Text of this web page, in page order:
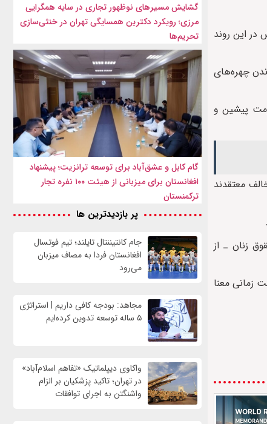
در این روند
چهره‌های
پیشین و
معتقدند
زنان ـ از
زمانی معنا
گشایش مسیرهای نوظهور تجاری در سایه همگرایی
مرزی؛ رویکرد دکترین همسایگی تهران در خنثی‌سازی
تحریم‌ها
گام کابل و عشق‌آباد برای توسعه ترانزیت؛ پیشنهاد
افغانستان برای میزبانی از هیئت ۱۰۰ نفره تجار
ترکمنستان
پر بازدیدترین ها
جام کانتیننتال تایلند؛ تیم فوتسال
افغانستان فردا به مصاف میزبان
می‌رود
مجاهد: بودجه کافی داریم | استراتژی
۵ ساله توسعه تدوین کرده‌ایم
واکاوی دیپلماتیک «تفاهم اسلام‌آباد»
در تهران؛ تاکید پزشکیان بر الزام
واشنگتن به اجرای توافقات